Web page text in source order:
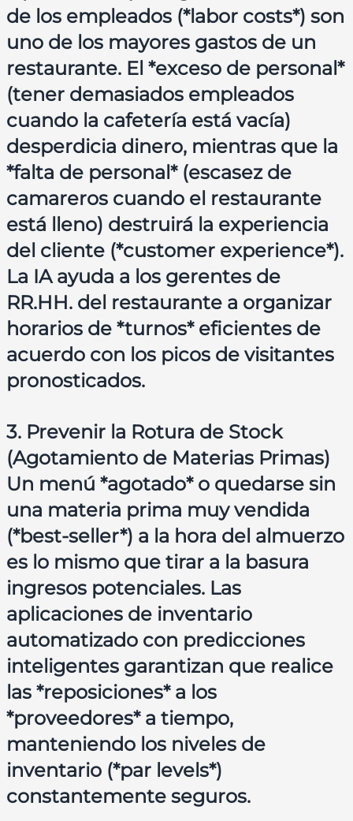
de los empleados (*labor costs*) son
uno de los mayores gastos de un
restaurante. El *exceso de personal*
(tener demasiados empleados
cuando la cafetería está vacía)
desperdicia dinero, mientras que la
*falta de personal* (escasez de
camareros cuando el restaurante
está lleno) destruirá la experiencia
del cliente (*customer experience*).
La IA ayuda a los gerentes de
RR.HH. del restaurante a organizar
horarios de *turnos* eficientes de
acuerdo con los picos de visitantes
pronosticados.
3. Prevenir la Rotura de Stock
(Agotamiento de Materias Primas)
Un menú *agotado* o quedarse sin
una materia prima muy vendida
(*best-seller*) a la hora del almuerzo
es lo mismo que tirar a la basura
ingresos potenciales. Las
aplicaciones de inventario
automatizado con predicciones
inteligentes garantizan que realice
las *reposiciones* a los
*proveedores* a tiempo,
manteniendo los niveles de
inventario (*par levels*)
constantemente seguros.